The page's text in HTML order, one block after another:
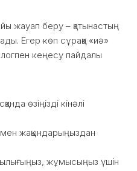
жауап беру – қатынастың
Егер көп сұраққа «иә»
кеңесу пайдалы
өзіңізді кінәлі
жақындарыңыздан
жұмысыңыз үшін